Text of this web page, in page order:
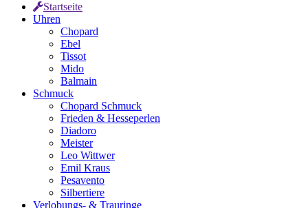
Startseite
Uhren
Chopard
Ebel
Tissot
Mido
Balmain
Schmuck
Chopard Schmuck
Frieden & Hesseperlen
Diadoro
Meister
Leo Wittwer
Emil Kraus
Pesavento
Silbertiere
Verlobungs- & Trauringe